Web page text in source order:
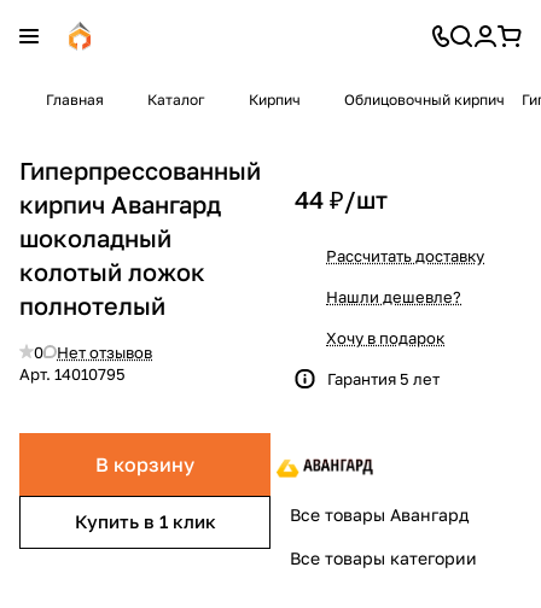
Главная Каталог Кирпич Облицовочный кирпич
Гиперпрессованный
кирпич Авангард
шоколадный
колотый ложок
полнотелый
0
Нет отзывов
Арт. 14010795
В корзину
Купить в 1 клик
44 ₽/шт
Рассчитать доставку
Нашли дешевле?
Хочу в подарок
Гарантия 5 лет
Все товары Авангард
Все товары категории